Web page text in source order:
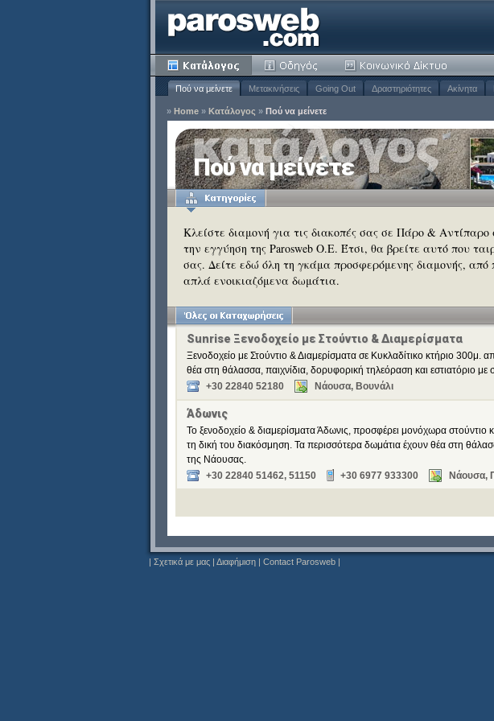
Πού να μείνετε Μετακινήσεις Going Out Δραστηριότητες Ακίνητα
» Home » Κατάλογος » Πού να μείνετε
Πού να μείνετε
Κλείστε διαμονή για τις διακοπές σας σε Πάρο & Αντίπαρο
την εγγύηση της Parosweb Ο.Ε. Έτσι, θα βρείτε αυτό που
σας. Δείτε εδώ όλη τη γκάμα προσφερόμενης διαμονής, από
απλά ενοικιαζόμενα δωμάτια.
Sunrise Ξενοδοχείο με Στούντιο & Διαμερίσματα
Ξενοδοχείο με Στούντιο & Διαμερίσματα σε Κυκλαδίτικο κτήριο
θέα στη θάλασσα, παιχνίδια, δορυφορική τηλεόραση και εστιατόριο με
+30 22840 52180
Νάουσα, Βουνάλι
Άδωνις
Το ξενοδοχείο & διαμερίσματα Άδωνις, προσφέρει μονόχωρα στούντιο
τη δική του διακόσμηση. Τα περισσότερα δωμάτια έχουν θέα στη
της Νάουσας.
+30 22840 51462, 51150
+30 6977 933300 Νάουσα,
| Σχετικά με μας | Διαφήμιση | Contact Parosweb |